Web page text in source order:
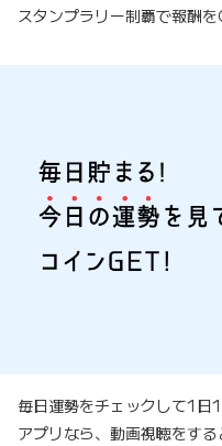
スタンプラリー制覇で報酬を
毎日運勢をチェックして1日
アプリなら、動画視聴をす